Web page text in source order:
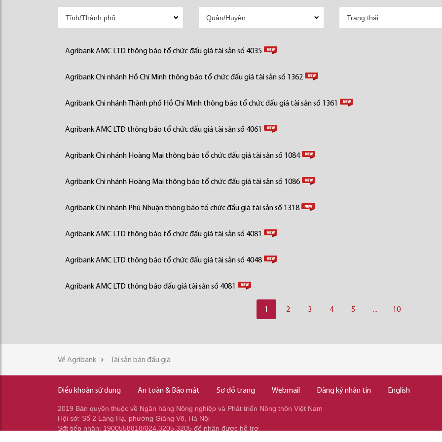
Agribank AMC LTD thông báo tổ chức đấu giá tài sản số 4035
Agribank Chi nhánh Hồ Chí Minh thông báo tổ chức đấu giá tài sản số 1362
Agribank Chi nhánh Thành phố Hồ Chí Minh thông báo tổ chức đấu giá tài sản số 1361
Agribank AMC LTD thông báo tổ chức đấu giá tài sản số 4061
Agribank Chi nhánh Hoàng Mai thông báo tổ chức đấu giá tài sản số 1084
Agribank Chi nhánh Hoàng Mai thông báo tổ chức đấu giá tài sản số 1086
Agribank Chi nhánh Phú Nhuận thông báo tổ chức đấu giá tài sản số 1318
Agribank AMC LTD thông báo tổ chức đấu giá tài sản số 4081
Agribank AMC LTD thông báo tổ chức đấu giá tài sản số 4048
Agribank AMC LTD thông báo đấu giá tài sản số 4081
1 2 3 4 5 ... 10
Về Agribank Tài sản bán đấu giá
Điều khoản sử dụng An toàn & Bảo mật Sơ đồ trang Webmail Đăng ký nhận tin English
2019 Bản quyền thuộc về Ngân hàng Nông nghiệp và Phát triển Nông thôn Việt Nam
Hội sở: Số 2 Láng Hạ, phường Giảng Võ, Hà Nội
Sđt tiếp nhận: 1900558818/024.3205.3205 để nhận được hỗ trợ